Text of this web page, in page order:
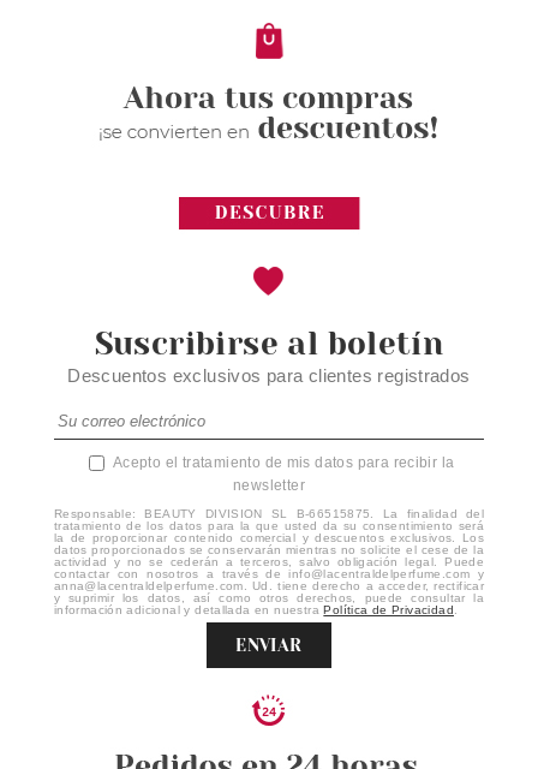
2.48€
Suscribirse al boletín
Descuentos exclusivos para clientes registrados
Acepto el tratamiento de mis datos para recibir la
newsletter
Responsable: BEAUTY DIVISION SL B-66515875. La finalidad del
tratamiento de los datos para la que usted da su consentimiento será
la de proporcionar contenido comercial y descuentos exclusivos. Los
datos proporcionados se conservarán mientras no solicite el cese de la
actividad y no se cederán a terceros, salvo obligación legal. Puede
contactar con nosotros a través de info@lacentraldelperfume.com y
anna@lacentraldelperfume.com. Ud. tiene derecho a acceder, rectificar
y suprimir los datos, así como otros derechos, puede consultar la
información adicional y detallada en nuestraPolítica de Privacidad
ENVIAR